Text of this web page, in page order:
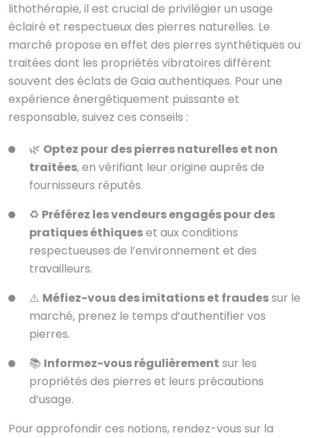
lithothérapie, il est crucial de privilégier un usage
éclairé et respectueux des pierres naturelles. Le
marché propose en effet des pierres synthétiques ou
traitées dont les propriétés vibratoires diffèrent
souvent des éclats de Gaia authentiques. Pour une
expérience énergétiquement puissante et
responsable, suivez ces conseils :
🌿 Optez pour des pierres naturelles et non
traitées, en vérifiant leur origine auprès de
fournisseurs réputés.
♻️ Préférez les vendeurs engagés pour des
pratiques éthiqueset aux conditions
respectueuses de l’environnement et des
travailleurs.
⚠️ Méfiez-vous des imitations et fraudessur le
marché, prenez le temps d’authentifier vos
pierres.
📚 Informez-vous régulièrement sur les
propriétés des pierres et leurs précautions
d’usage.
Pour approfondir ces notions, rendez-vous sur la